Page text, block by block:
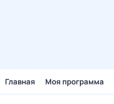
Главная Моя программа